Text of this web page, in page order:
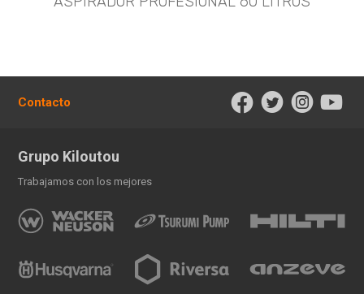
Contacto
Grupo Kiloutou
Trabajamos con los mejores